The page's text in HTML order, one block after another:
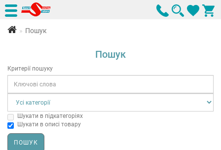
Пошук
Пошук
Критерії пошуку
Шукати в підкатегоріях
Шукати в описі товару